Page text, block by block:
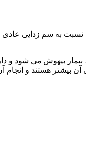
به سم زدایی عادی
بیهوش می شود و
آن بیشتر هستند و